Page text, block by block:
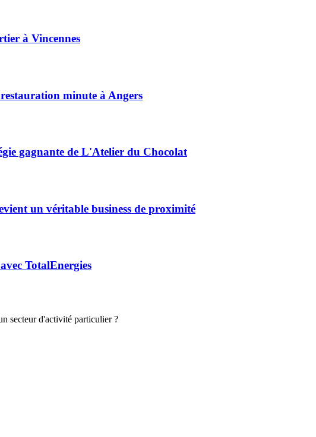
à Vincennes
minute à Angers
gagnante de L'Atelier du Chocolat
un véritable business de proximité
TotalEnergies
secteur d'activité particulier ?